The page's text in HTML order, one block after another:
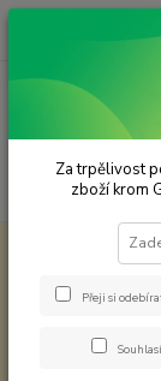
Plechové
uzávěr
Za trpělivost
zboží krom
Přeji si